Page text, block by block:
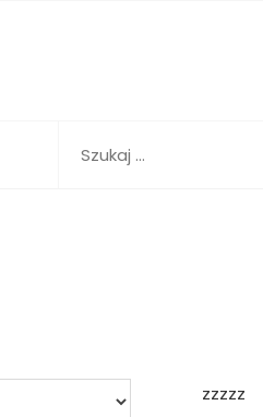
Szukaj:
zzzzz